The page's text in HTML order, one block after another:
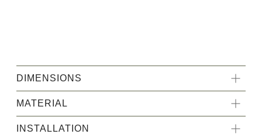
DIMENSIONS
MATERIAL
INSTALLATION